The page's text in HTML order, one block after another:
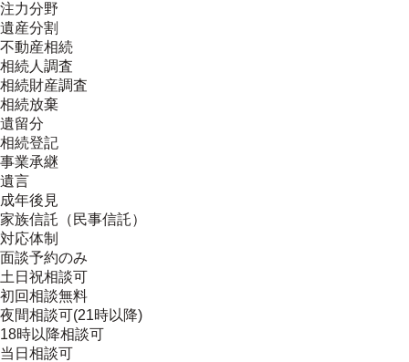
注力分野
遺産分割
不動産相続
相続人調査
相続財産調査
相続放棄
遺留分
相続登記
事業承継
遺言
成年後見
家族信託（民事信託）
対応体制
面談予約のみ
土日祝相談可
初回相談無料
夜間相談可(21時以降)
18時以降相談可
当日相談可